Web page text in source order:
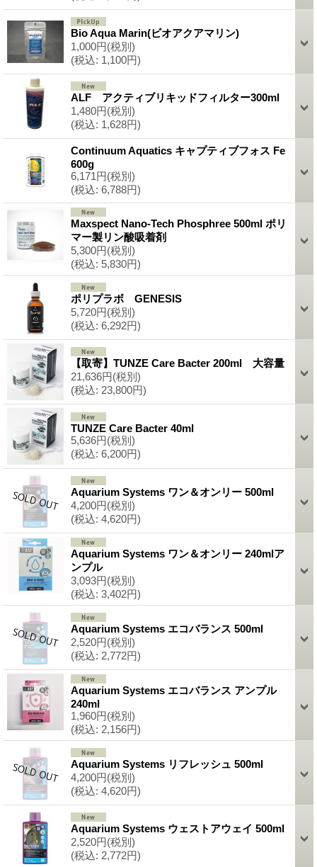
Bio Aqua Marin(ビオアクアマリン)
1,000円(税別)
(税込: 1,100円)
ALF アクティブリキッドフィルター300ml
1,480円(税別)
(税込: 1,628円)
Continuum Aquatics キャプティブフォス Fe
600g
6,171円(税別)
(税込: 6,788円)
Maxspect Nano-Tech Phosphree 500ml ポリ
マー製リン酸吸着剤
5,300円(税別)
(税込: 5,830円)
ポリプラボ GENESIS
5,720円(税別)
(税込: 6,292円)
【取寄】TUNZE Care Bacter 200ml 大容量
21,636円(税別)
(税込: 23,800円)
TUNZE Care Bacter 40ml
5,636円(税別)
(税込: 6,200円)
Aquarium Systems ワン＆オンリー 500ml
4,200円(税別)
(税込: 4,620円)
Aquarium Systems ワン＆オンリー 240mlア
ンプル
3,093円(税別)
(税込: 3,402円)
Aquarium Systems エコバランス 500ml
2,520円(税別)
(税込: 2,772円)
Aquarium Systems エコバランス アンプル
240ml
1,960円(税別)
(税込: 2,156円)
Aquarium Systems リフレッシュ 500ml
4,200円(税別)
(税込: 4,620円)
Aquarium Systems ウェストアウェイ 500ml
2,520円(税別)
(税込: 2,772円)